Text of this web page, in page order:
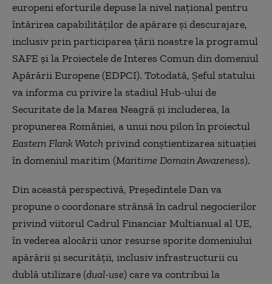
europeni eforturile depuse la nivel național pentru
întărirea capabilităților de apărare și descurajare,
inclusiv prin participarea țării noastre la programul
SAFE și la Proiectele de Interes Comun din domeniul
Apărării Europene (EDPCI). Totodată, Șeful statului
va informa cu privire la stadiul Hub-ului de
Securitate de la Marea Neagră și includerea, la
propunerea României, a unui nou pilon în proiectul
Eastern Flank Watchprivind conștientizarea situației
în domeniul maritim (Maritime Domain Awareness).
Din această perspectivă, Președintele Dan va
propune o coordonare strânsă în cadrul negocierilor
privind viitorul Cadrul Financiar Multianual al UE,
în vederea alocării unor resurse sporite domeniului
apărării și securității, inclusiv infrastructurii cu
dublă utilizare (dual-use) care va contribui la